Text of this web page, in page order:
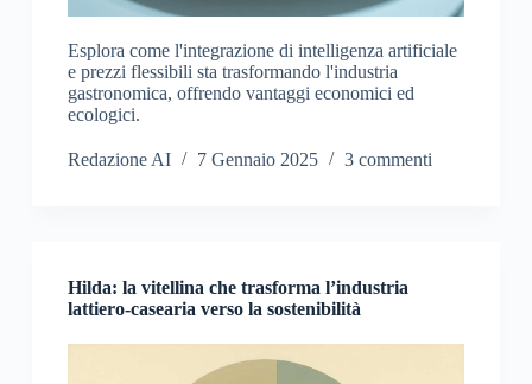
Esplora come l'integrazione di intelligenza artificiale
e prezzi flessibili sta trasformando l'industria
gastronomica, offrendo vantaggi economici ed
ecologici.
Redazione AI 7 Gennaio 2025 3 commenti
Hilda: la vitellina che trasforma l’industria
lattiero-casearia verso la sostenibilità